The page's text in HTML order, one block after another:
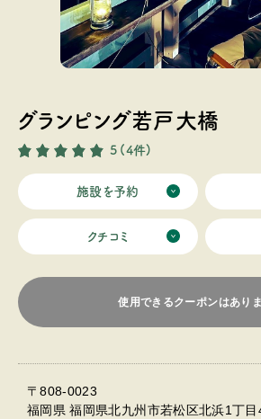
グランピング若戸大橋
5 (4件)
施設を予約
クチコミ
使用できるクーポンはあり
〒808-0023
福岡県 福岡県北九州市若松区北浜1丁目